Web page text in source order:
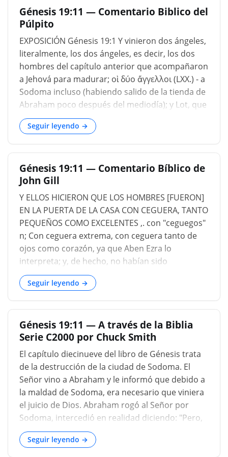
en
Génesis 19:11 — Comentario Biblico del
Púlpito
EXPOSICIÓN Génesis 19:1 Y vinieron dos ángeles,
literalmente, los dos ángeles, es decir, los dos
hombres del capítulo anterior que acompañaron
a Jehová para madurar; οἱ δύο ἄγγελλοι (LXX.) - a
Sodoma incluso (habiendo salido de la tienda de
Abraham poco después del mediodía); y Lot, que
se escuchó por última vez en la narrativa
capturado por los reyes asiáticos y entregado
por su tío (Génesis 14:12, Génesis 14:16), se
sentó en la puerta de Sodoma. שַׁעַר, por la idea
de abrir, significaba la puerta de entrada o
entrada de un campamento (Éxodo 32:26, Éxodo
Seguir leyendo →
Génesis 19:11 — Comentario Bíblico de
John Gill
Y ELLOS HICIERON QUE LOS HOMBRES [FUERON]
EN LA PUERTA DE LA CASA CON CEGUERA, TANTO
PEQUEÑOS COMO EXCELENTES ,. con "ceguegos"
n; Con ceguera extrema, con ceguera tanto de
ojos como corazón, ya que Aben Ezra lo
interpreta; y, de hecho, no habían sido
entregados a una ceguera y dureza judicial de
corazón, tal golpe en ellos podría haberlas
convencido de que sus caminos eran malvados,
y sus obras no están bien, y que por parte de
ellos habían incurrido en el disgusto de Dios, y
desistería de su empresa; Pero, por el contrario,
continuaron con ella, y buscaban toda la
diligencia y el trabajo lo más posible para
lograrlo. La palabra para "ceguera" solo se usa
aquí y en 2 Reyes 6:18 y denota una especie
peculiar de ceguera; no una ceguera entera con
respecto a todos los objetos, pero solo con
contrario, no habrían continuado con la casa de
Seguir leyendo →
Génesis 19:11 — A través de la Biblia
Serie C2000 por Chuck Smith
El capítulo diecinueve del libro de Génesis trata
de la destrucción de la ciudad de Sodoma. El
Señor vino a Abraham y le informó que debido a
la maldad de Sodoma, era necesario que viniera
el juicio de Dios. Abraham rogó al Señor por
Sodoma, intercedió en realidad diciendo: "Pero,
¿y si hay cincuenta justos? ¿Destruirás al justo
con el impío?" Y la base de la intercesión de
Seguir leyendo →